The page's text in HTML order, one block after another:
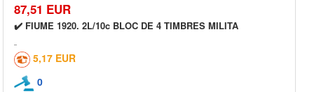
87,51 EUR
✔️ FIUME 1920. 2L/10c BLOC DE 4 TIMBRES MILITA
5,17 EUR
0